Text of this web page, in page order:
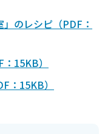
のレシピ（PDF：
15KB）
：15KB）